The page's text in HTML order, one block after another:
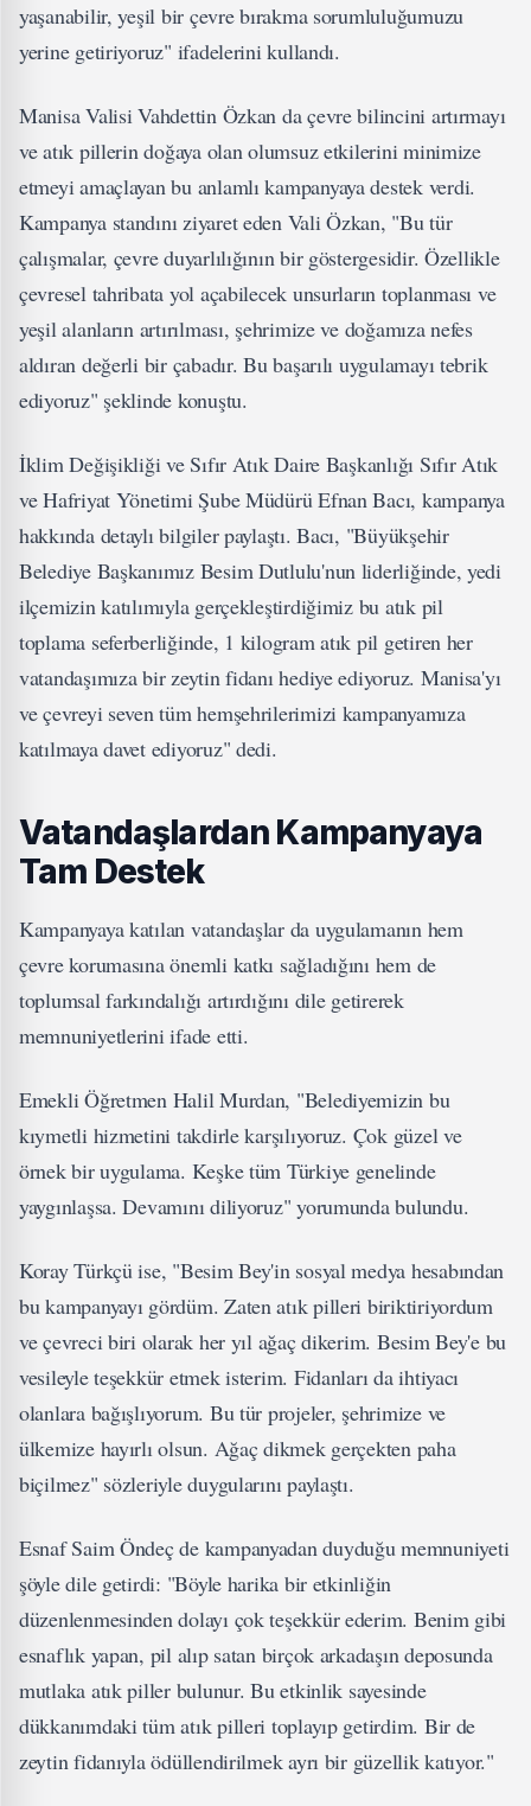
yaşanabilir, yeşil bir çevre bırakma sorumluluğumuzu
yerine getiriyoruz" ifadelerini kullandı.
Manisa Valisi Vahdettin Özkan da çevre bilincini artırmayı
ve atık pillerin doğaya olan olumsuz etkilerini minimize
etmeyi amaçlayan bu anlamlı kampanyaya destek verdi.
Kampanya standını ziyaret eden Vali Özkan, "Bu tür
çalışmalar, çevre duyarlılığının bir göstergesidir. Özellikle
çevresel tahribata yol açabilecek unsurların toplanması ve
yeşil alanların artırılması, şehrimize ve doğamıza nefes
aldıran değerli bir çabadır. Bu başarılı uygulamayı tebrik
ediyoruz" şeklinde konuştu.
İklim Değişikliği ve Sıfır Atık Daire Başkanlığı Sıfır Atık
ve Hafriyat Yönetimi Şube Müdürü Efnan Bacı, kampanya
hakkında detaylı bilgiler paylaştı. Bacı, "Büyükşehir
Belediye Başkanımız Besim Dutlulu'nun liderliğinde, yedi
ilçemizin katılımıyla gerçekleştirdiğimiz bu atık pil
toplama seferberliğinde, 1 kilogram atık pil getiren her
vatandaşımıza bir zeytin fidanı hediye ediyoruz. Manisa'yı
ve çevreyi seven tüm hemşehrilerimizi kampanyamıza
katılmaya davet ediyoruz" dedi.
Vatandaşlardan Kampanyaya
Tam Destek
Kampanyaya katılan vatandaşlar da uygulamanın hem
çevre korumasına önemli katkı sağladığını hem de
toplumsal farkındalığı artırdığını dile getirerek
memnuniyetlerini ifade etti.
Emekli Öğretmen Halil Murdan, "Belediyemizin bu
kıymetli hizmetini takdirle karşılıyoruz. Çok güzel ve
örnek bir uygulama. Keşke tüm Türkiye genelinde
yaygınlaşsa. Devamını diliyoruz" yorumunda bulundu.
Koray Türkçü ise, "Besim Bey'in sosyal medya hesabından
bu kampanyayı gördüm. Zaten atık pilleri biriktiriyordum
ve çevreci biri olarak her yıl ağaç dikerim. Besim Bey'e bu
vesileyle teşekkür etmek isterim. Fidanları da ihtiyacı
olanlara bağışlıyorum. Bu tür projeler, şehrimize ve
ülkemize hayırlı olsun. Ağaç dikmek gerçekten paha
biçilmez" sözleriyle duygularını paylaştı.
Esnaf Saim Öndeç de kampanyadan duyduğu memnuniyeti
şöyle dile getirdi: "Böyle harika bir etkinliğin
düzenlenmesinden dolayı çok teşekkür ederim. Benim gibi
esnaflık yapan, pil alıp satan birçok arkadaşın deposunda
mutlaka atık piller bulunur. Bu etkinlik sayesinde
dükkanımdaki tüm atık pilleri toplayıp getirdim. Bir de
zeytin fidanıyla ödüllendirilmek ayrı bir güzellik katıyor."